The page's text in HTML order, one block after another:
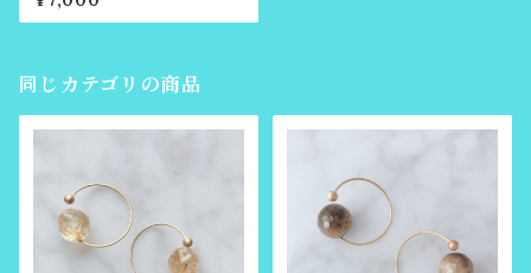
フ・シルバー（耳輪ゴムや耳たぶ
回しで有名・さとう式リンパケア
ールピアス
同じカテゴリの商品